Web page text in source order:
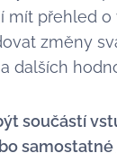
mít přehled
změny
dalších
součástí